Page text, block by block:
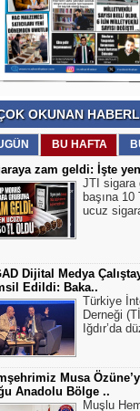
OKUNAN
BU HAFTA
zam geldi: İşte
JTI sigara
başına 10
ucuz
Dijital Medya
Edildi: Baka..
Türkiye
Derneği
Iğdır’da
Musa
Anadolu Bölge ..
Muşlu